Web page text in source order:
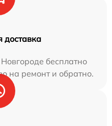
доставка
бесплатно
на ремонт и обратно.